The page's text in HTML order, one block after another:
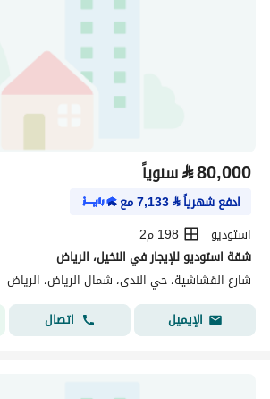
⃁80,000 سنوياً
ادفع شهرياً⃁
7,133مع
استوديو
198 م2
شقة استوديو للإيجار في النخيل، الرياض
شارع القشاشية، حي الندى، شمال الرياض، الرياض
الإيميل
اتصال